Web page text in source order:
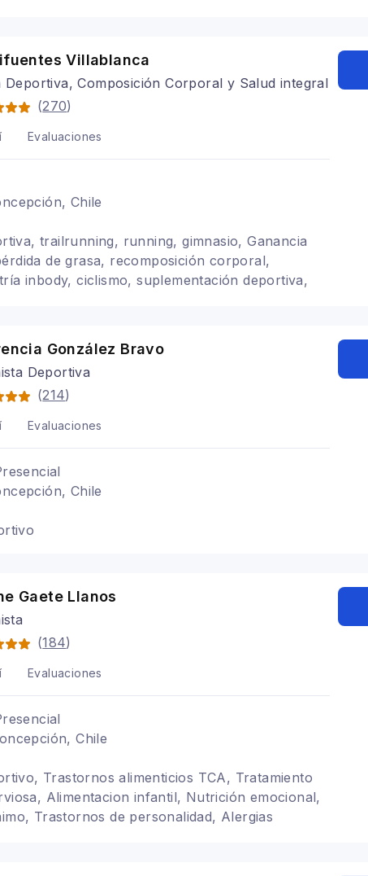
Villablanca
Deportiva, Composición Corporal y Salud integral
(270)
Evaluaciones
Chile
trailrunning, running, gimnasio, Ganancia
de grasa, recomposición corporal,
inbody, ciclismo, suplementación deportiva,
González Bravo
Deportiva
(214)
Evaluaciones
Chile
Gaete Llanos
(184)
Evaluaciones
Chile
Trastornos alimenticios TCA, Tratamiento
Alimentacion infantil, Nutrición emocional,
Trastornos de personalidad, Alergias